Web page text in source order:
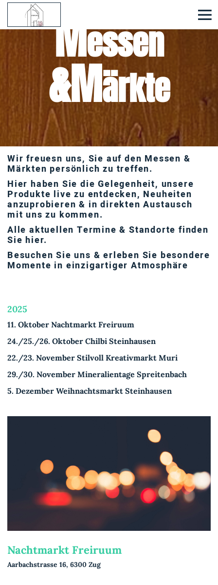
Messen
&Märkte
Wir freuesn uns, Sie auf den Messen &
Märkten persönlich zu treffen.
Hier haben Sie die Gelegenheit, unsere
Produkte live zu entdecken, Neuheiten
anzuprobieren & in direkten Austausch
mit uns zu kommen.
Alle aktuellen Termine & Standorte finden
Sie hier.
Besuchen Sie uns & erleben Sie besondere
Momente in einzigartiger Atmosphäre
2025
11. Oktober Nachtmarkt Freiruum
24./25./26. Oktober Chilbi Steinhausen
22./23. November Stilvoll Kreativmarkt Muri
29./30. November Mineralientage Spreitenbach
5. Dezember Weihnachtsmarkt Steinhausen
Nachtmarkt Freiruum
Aarbachstrasse 16, 6300 Zug